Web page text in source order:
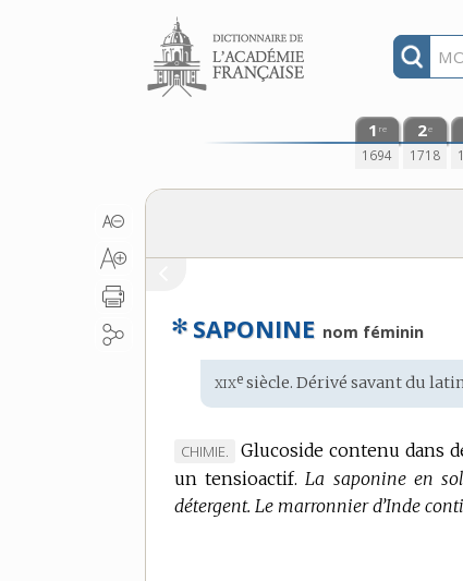
Aller au contenu
1 re
1694
2e
1718
✻ SAPONINE nom féminin
Étymologie
:
xixe siècle. Dérivé savant du
MARQUE
DE
DOMAINE
CHIMIE.
Glucoside contenu dans
un tensioactif. La saponine en
détergent. Le marronnier d’Inde